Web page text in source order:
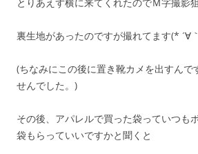
裏生地があったのですが撮れてます(* ´∀
(ちなみにこの後に置き靴カメを出すんで
せんでした。)
その後、アパレルで買った袋っていつも
袋もらっていいですかと聞くと